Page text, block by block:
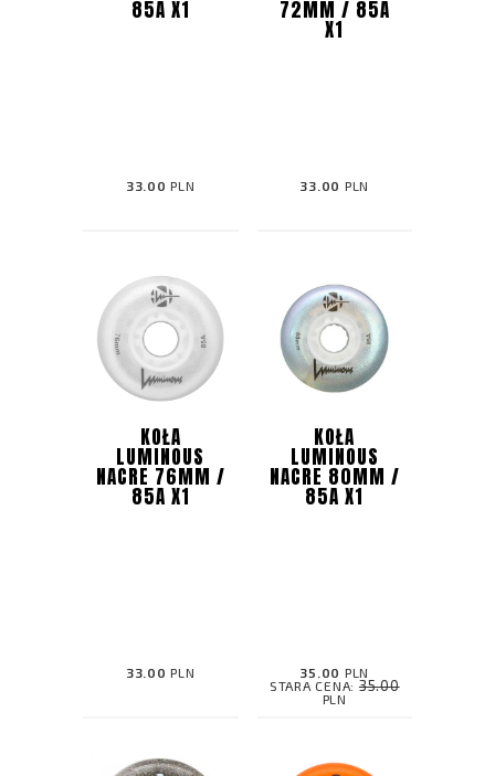
85A X1
33.00 PLN
72MM / 85A
X1
33.00 PLN
KOŁA
LUMINOUS
NACRE 76MM /
85A X1
33.00 PLN
KOŁA
LUMINOUS
NACRE 80MM /
85A X1
35.00 PLN
STARA CENA:35.00
PLN